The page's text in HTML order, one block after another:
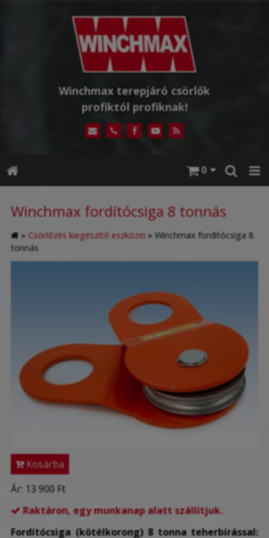
Winchmax terepjáró csörlők
profiktól profiknak!
0
Winchmax fordítócsiga 8 tonnás
» Csörlőzés kiegészítő eszközei » Winchmax fordítócsiga 8
tonnás
Kosárba
Ár: 13 900 Ft
 Raktáron, egy munkanap alatt szállítjuk.
Fordítócsiga (kötélkorong) 8 tonna teherbírással: